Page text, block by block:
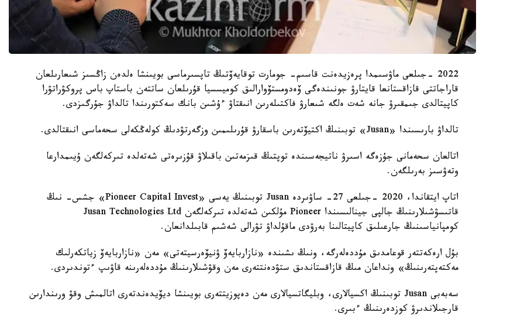
2022 -جىلعى ماۋسىمدا پرەزيدەنت قاسىم- جومارت توقايەۆتىڭ تاپسىرماسى بويىنشا ەلدەن زاڭسىز شىعارىلعان
قاراجاتتى قازاقستانعا قايتارۋ جونىندەگى ۆەدومستۆوارالىق كوميسسيا قۇرىلعان ساتتەن باستاپ باس پروكۋراتۋرا
كاپيتالدى جىمقىرۋ جانە شەت ەلگە شىعارۋ فاكتىلەرىن انىقتاۋ ءۇشىن بانك سەكتورىندا تالداۋ جۇرگىزدى.
تالداۋ بارىسىندا «Jusan» توبىنىڭ اكتيۆتەرىن باسقارۋ قۇرىلىمىن وزگەرتۋدىڭ كولەڭكەلى سحەماسى انىقتالدى.
اتالعان سحەمانى جۇزەگە اسىرۋ ناتيجەسىندە توپتىڭ قىزمەتىن باقىلاۋ قۇزىرەتى شەتەلدە تىركەلگەن ۇيىمدارعا
وتەۋسىز بەرىلگەن.
اتاپ ايتقاندا، 2020 -جىلعى 27- ساۋىردە Jusan توبىنىڭ يەسى «Pioneer Capital Invest» جشس- نىڭ
قاتىسۋشىلارىنىڭ جالپى جينالىسىندا Pioneer مۇلكىن شەتەلدە تىركەلگەن Jusan Technologies Ltd
كومپانياسىنىڭ جارعىلىق كاپيتالىنا بەرۋدى ماقۇلداۋ تۋرالى شەشىم قابىلدانعان.
بۇل ارەكەتتەر قوعامدىق مۇددەلەرگە، ونىڭ ىشىندە «نازاربايەۆ ۋنيۆەرسيتەتى» مەن «نازاربايەۆ زياتكەرلىك
مەكتەپتەرىنىڭ» ونداعان مىڭ قازاقستاندىق ستۋدەنتتەرى مەن وقۋشىلارىنىڭ مۇددەلەرىنە قاۋىپ ءتوندىردى.
سەبەبى Jusan توبىنىڭ اكسيالارى، وبليگاتسيالارى مەن دەپوزيتتەرى بويىنشا ديۆيدەندتەرى اتالمىش وقۋ ورىندارىن
قارجىلاندىرۋ كوزدەرىنىڭ ءبىرى.